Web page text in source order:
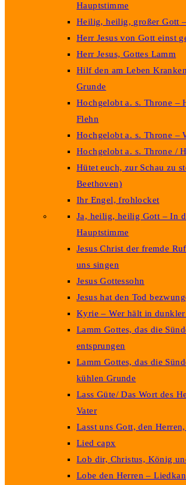
Hauptstimme
Heilig, heilig, großer Gott
Herr Jesus von Gott einst
Herr Jesus, Gottes Lamm
Hilf den am Leben
Grunde
Hochgelobt a. s. Throne –
Flehn
Hochgelobt a. s. Throne –
Hochgelobt a. s. Throne /
Hütet euch, zur Schau zu
Beethoven)
Ihr Engel, frohlocket
Ja, heilig, heilig Gott – In
Hauptstimme
Jesus Christ der fremde
uns singen
Jesus Gottessohn
Jesus hat den Tod
Kyrie – Wer hält in
Lamm Gottes, das die
entsprungen
Lamm Gottes, das die
kühlen Grunde
Lass Güte/ Das Wort des
Vater
Lasst uns Gott, den
Lied capx
Lob dir, Christus, König
Lobe den Herren –